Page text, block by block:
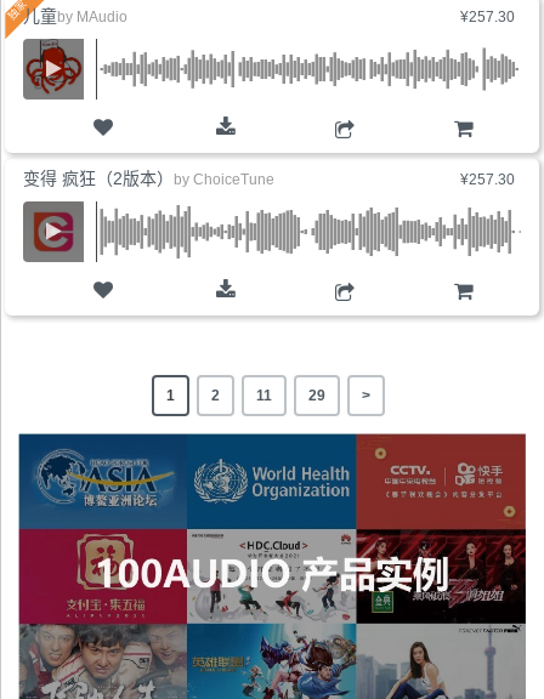
¥257.30
购物车
儿童by MAudio
¥257.30
购物车
变得 疯狂（2版本） by ChoiceTune
1 2 11 29 >